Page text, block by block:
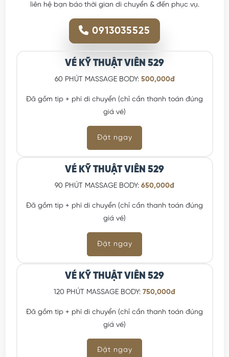
liên hệ bạn báo thời gian di chuyển & đến phục vụ.
0913035525
VÉ KỸ THUẬT VIÊN 529
60 PHÚT MASSAGE BODY: 500,000đ
Đã gồm tip + phí di chuyển (chỉ cần thanh toán đúng
giá vé)
Đặt ngay
VÉ KỸ THUẬT VIÊN 529
90 PHÚT MASSAGE BODY: 650,000đ
Đã gồm tip + phí di chuyển (chỉ cần thanh toán đúng
giá vé)
Đặt ngay
VÉ KỸ THUẬT VIÊN 529
120 PHÚT MASSAGE BODY: 750,000đ
Đã gồm tip + phí di chuyển (chỉ cần thanh toán đúng
giá vé)
Đặt ngay